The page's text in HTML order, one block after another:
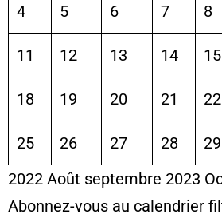
4 5 6 7 8
11 12 13 14 15
18 19 20 21 22
25 26 27 28 29
2022 Août septembre 2023
Abonnez-vous au calendrier